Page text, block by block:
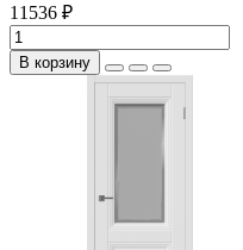
11536 ₽
В корзину